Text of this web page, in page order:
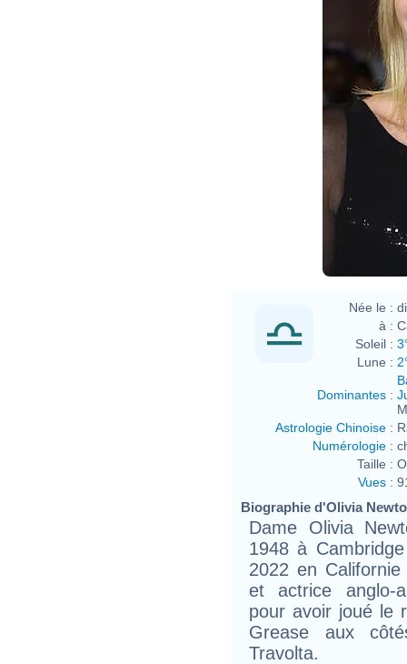
Eva
Née le :
à :
Soleil :
Lune :
Dominantes :
Astrologie Chinoise :
Numérologie :
Taille :
Vues :
Biographie d'Olivia
Dame Olivia
1948 à
2022 en
et actrice anglo-
pour avoir joué le
Grease aux
Travolta.